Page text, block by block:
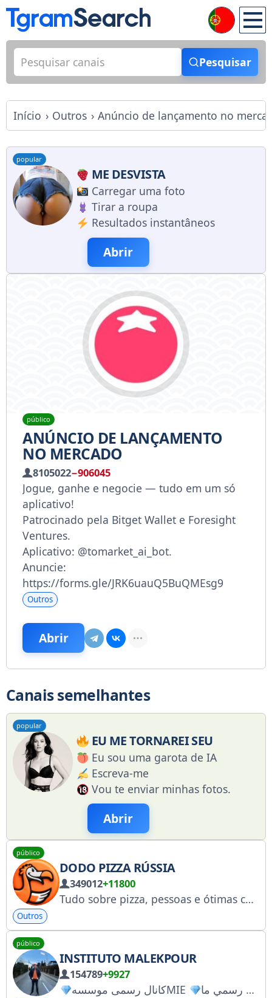
Pesquisar
Início Outros Anúncio de lançamento no
popular
ME DESVISTA
Carregar uma foto
Tirar a roupa
Resultados instantâneos
Abrir
público
ANÚNCIO DE LANÇAMENTO
NO MERCADO
8105022−906045
Jogue, ganhe e negocie — tudo em um só
aplicativo!
Patrocinado pela Bitget Wallet e Foresight
Ventures.
Aplicativo: @tomarket_ai_bot.
Anuncie:
https://forms.gle/JRK6uauQ5BuQMEsg9
Outros
Abrir
Canais semelhantes
popular
EU ME TORNAREI SEU
Eu sou uma garota de IA
Escreva-me
Vou te enviar minhas fotos.
Abrir
público
DODO PIZZA RÚSSIA
349012+11800
Tudo sobre pizza, pessoas e ótimas conversas. Apoie @dodorusbot Stickers t.me/addstickers/dodorusbot App dodopizza.onelink.me/YlkM Vagas de emprego rabotavdodo.ru Resultados do concurso: @dodowin Fundador da rede @fedorinsights Administrador do canal @spoau
Outros
público
INSTITUTO MALEKPOUR
154789+9927
کانال رسمی موسسهMIE